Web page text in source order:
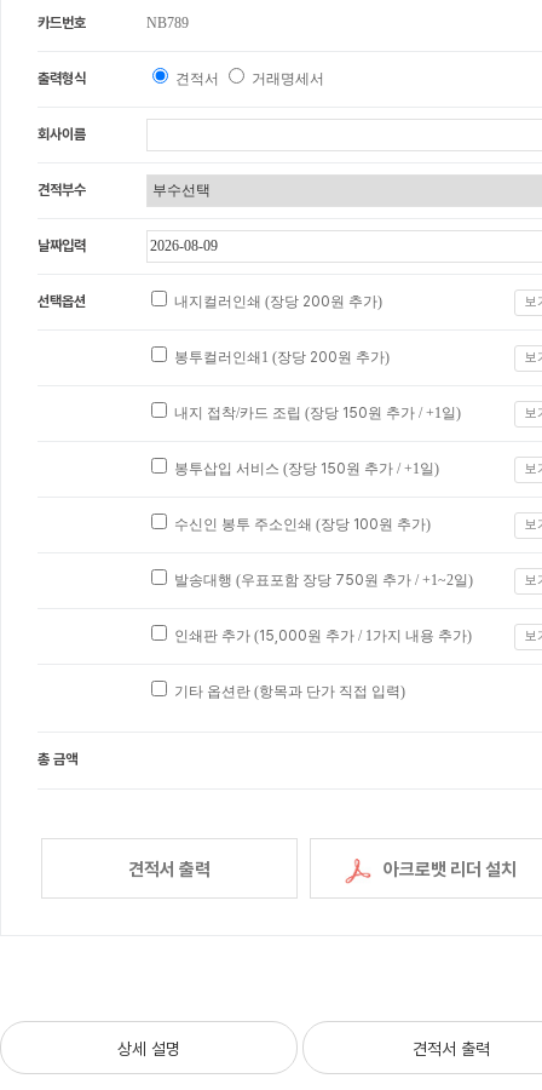
카드번호 NB789
출력형식 견적서 거래명세서
회사이름
견적부수
날짜입력
선택옵션 내지컬러인쇄 (장당 200원 추가) 보
봉투컬러인쇄1 (장당 200원 추가) 보
내지 접착/카드 조립 (장당 150원 추가 / +1일) 보
봉투삽입 서비스 (장당 150원 추가 / +1일) 보
수신인 봉투 주소인쇄 (장당 100원 추가) 보
발송대행 (우표포함 장당 750원 추가 / +1~2일) 보
인쇄판 추가 (15,000원 추가 / 1가지 내용 추가) 보
기타 옵션란 (항목과 단가 직접 입력)
총 금액
견적서 출력 아크로뱃 리더 설치
상세 설명 견적서 출력